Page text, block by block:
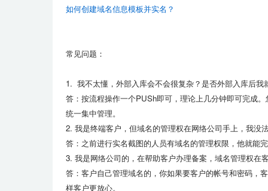
如何创建域名信息模板并实名？
常见问题：
1. 我不太懂，外部入库会不会很复杂？是否外部入库后我
答：按流程操作一个PUSh即可，理论上几分钟即可完成
统一集中管理。
2. 我是终端客户，但域名的管理权在网络公司手上，我没
答：之前进行实名截图的人员有域名的管理权限，他就能
3. 我是网络公司的，在帮助客户办理备案，域名管理权在
答：客户自己管理域名的，你如果要客户的帐号和密码，
样客户更放心。